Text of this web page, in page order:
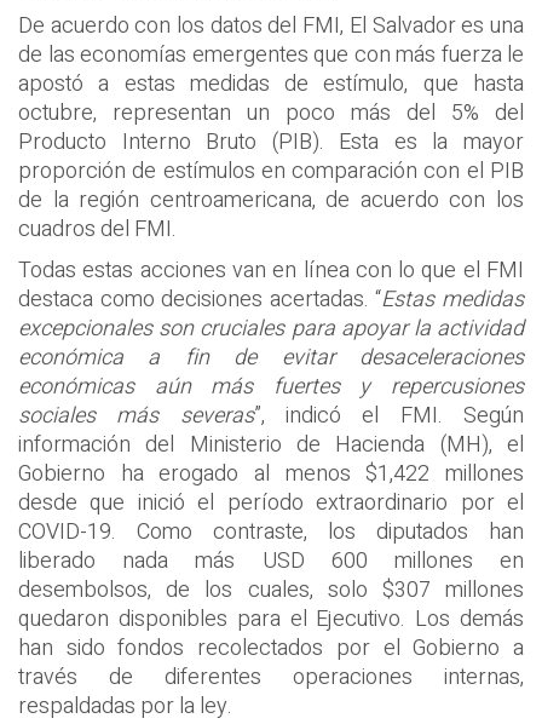
De acuerdo con los datos del FMI, El Salvador es una
de las economías emergentes que con más fuerza le
apostó a estas medidas de estímulo, que hasta
octubre, representan un poco más del 5% del
Producto Interno Bruto (PIB). Esta es la mayor
proporción de estímulos en comparación con el PIB
de la región centroamericana, de acuerdo con los
cuadros del FMI.
Todas estas acciones van en línea con lo que el FMI
destaca como decisiones acertadas. “Estas medidas
excepcionales son cruciales para apoyar la actividad
económica a fin de evitar desaceleraciones
económicas aún más fuertes y repercusiones
sociales más severas”, indicó el FMI. Según
información del Ministerio de Hacienda (MH), el
Gobierno ha erogado al menos $1,422 millones
desde que inició el período extraordinario por el
COVID-19. Como contraste, los diputados han
liberado nada más USD 600 millones en
desembolsos, de los cuales, solo $307 millones
quedaron disponibles para el Ejecutivo. Los demás
han sido fondos recolectados por el Gobierno a
través de diferentes operaciones internas,
respaldadas por la ley.